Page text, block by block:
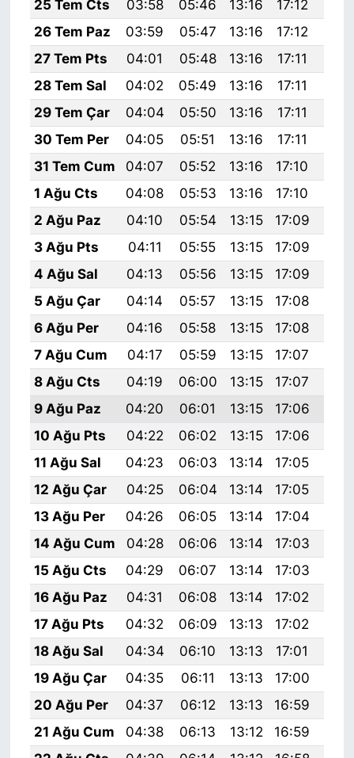
25 Tem Cts
03:58 05:46 13:16 17:12
26 Tem Paz
03:59 05:47 13:16 17:12
27 Tem Pts
04:01 05:48 13:16 17:11
28 Tem Sal
04:02 05:49 13:16 17:11
29 Tem Çar
04:04 05:50 13:16 17:11
30 Tem Per
04:05 05:51 13:16 17:11
31 Tem Cum
04:07 05:52 13:16 17:10
1 Ağu Cts
04:08 05:53 13:16 17:10
2 Ağu Paz
04:10 05:54 13:15 17:09
3 Ağu Pts
04:11 05:55 13:15 17:09
4 Ağu Sal
04:13 05:56 13:15 17:09
5 Ağu Çar
04:14 05:57 13:15 17:08
6 Ağu Per
04:16 05:58 13:15 17:08
7 Ağu Cum
04:17 05:59 13:15 17:07
8 Ağu Cts
04:19 06:00 13:15 17:07
9 Ağu Paz
04:20 06:01 13:15 17:06
10 Ağu Pts
04:22 06:02 13:15 17:06
11 Ağu Sal
04:23 06:03 13:14 17:05
12 Ağu Çar
04:25 06:04 13:14 17:05
13 Ağu Per
04:26 06:05 13:14 17:04
14 Ağu Cum
04:28 06:06 13:14 17:03
15 Ağu Cts
04:29 06:07 13:14 17:03
16 Ağu Paz
04:31 06:08 13:14 17:02
17 Ağu Pts
04:32 06:09 13:13 17:02
18 Ağu Sal
04:34 06:10 13:13 17:01
19 Ağu Çar
04:35 06:11 13:13 17:00
20 Ağu Per
04:37 06:12 13:13 16:59
21 Ağu Cum
04:38 06:13 13:12 16:59